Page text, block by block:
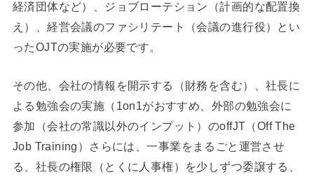
経済団体など）、ジョブローテション（計画的な配置換
え）、経営会議のファシリテート（会議の進行役）とい
ったOJTの実施が必要です。
その他、会社の情報を開示する（財務を含む）、社長に
よる勉強会の実施（1on1がおすすめ、外部の勉強会に
参加（会社の常識以外のインプット）のoffJT（Off The
Job Training）さらには、一事業をまるごと運営させ
る、社長の権限（とくに人事権）を少しずつ委譲する、